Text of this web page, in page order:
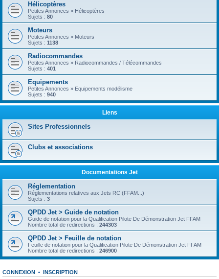
Hélicoptères
Petites Annonces » Hélicoptères
Sujets : 80
Moteurs
Petites Annonces » Moteurs
Sujets : 1138
Radiocommandes
Petites Annonces » Radiocommandes / Télécommandes
Sujets : 401
Equipements
Petites Annonces » Equipements modélisme
Sujets : 940
Liens
Sites Professionnels
Clubs et associations
Documentations Jet
Réglementation
Réglementations relatives aux Jets RC (FFAM...)
Sujets : 3
QPDD Jet > Guide de notation
Guide de notation pour la Qualification Pilote De Démonstration Jet FFAM
Nombre total de redirections : 244303
QPDD Jet > Feuille de notation
Feuille de notation pour la Qualification Pilote De Démonstration Jet FFAM
Nombre total de redirections : 246900
CONNEXION • INSCRIPTION